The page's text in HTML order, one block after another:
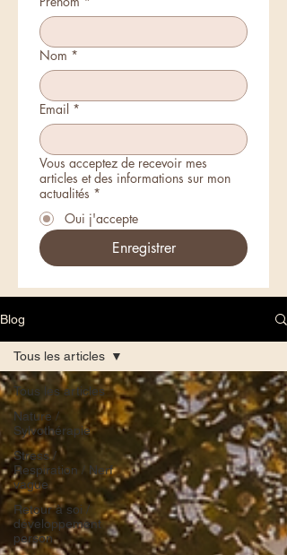
Nom *
Email *
Vous acceptez de recevoir mes
articles et des informations sur mon
actualités *
Oui j'accepte
Enregistrer
Blog
Tous les articles
Nature /
Sylvothérapie
Stress /
Respiration / Nerf
vague
Retour à soi /
développement
person
Tous les articles